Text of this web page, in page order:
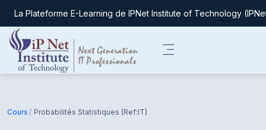
Passer au contenu principal
La Plateforme E-Learning de IPNet Institute of Technology
Cours Probabilités Statistiques (Ref:IT)